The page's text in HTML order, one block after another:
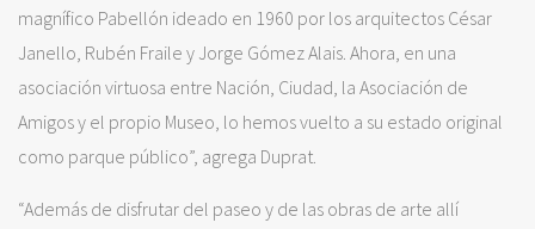
magnífico Pabellón ideado en 1960 por los arquitectos César
Janello, Rubén Fraile y Jorge Gómez Alais. Ahora, en una
asociación virtuosa entre Nación, Ciudad, la Asociación de
Amigos y el propio Museo, lo hemos vuelto a su estado original
como parque público”, agrega Duprat.
“Además de disfrutar del paseo y de las obras de arte allí